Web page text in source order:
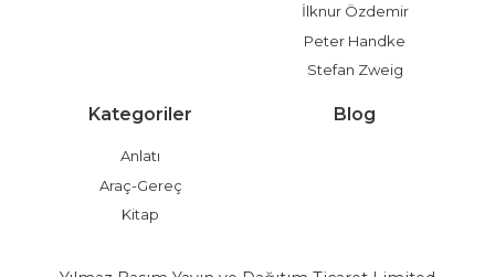
İlknur Özdemir
Peter Handke
Stefan Zweig
Kategoriler
Anlatı
Araç-Gereç
Kitap
Blog